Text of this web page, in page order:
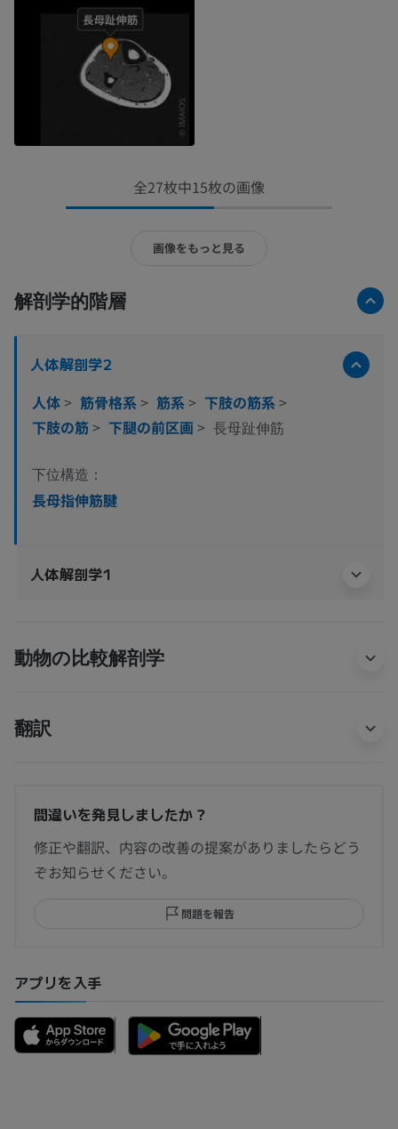
全27枚中15枚の画像
画像をもっと見る
解剖学的階層
人体解剖学2
人体> 筋骨格系> 筋系> 下肢の筋系>
下肢の筋> 下腿の前区画> 長母趾伸筋
下位構造：
長母指伸筋腱
人体解剖学1
動物の比較解剖学
翻訳
間違いを発見しましたか？
修正や翻訳、内容の改善の提案がありましたらどう
ぞお知らせください。
問題を報告
アプリを入手